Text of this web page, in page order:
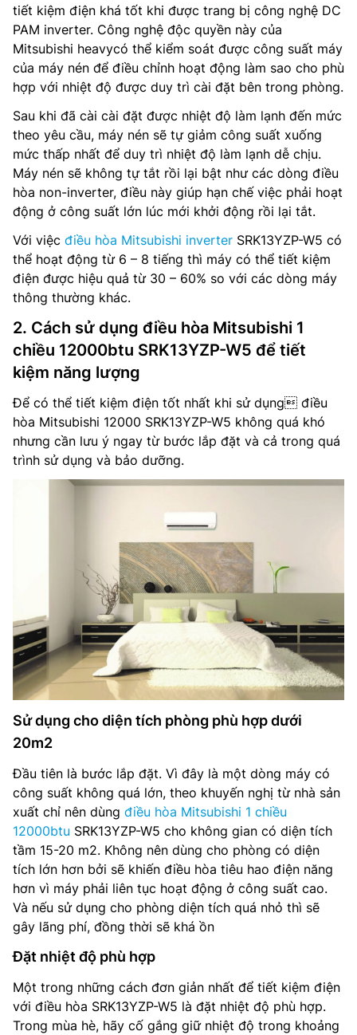
tiết kiệm điện khá tốt khi được trang bị công nghệ DC
PAM inverter. Công nghệ độc quyền này của
Mitsubishi heavycó thể kiểm soát được công suất máy
của máy nén để điều chỉnh hoạt động làm sao cho phù
hợp với nhiệt độ được duy trì cài đặt bên trong phòng.
Sau khi đã cài cài đặt được nhiệt độ làm lạnh đến mức
theo yêu cầu, máy nén sẽ tự giảm công suất xuống
mức thấp nhất để duy trì nhiệt độ làm lạnh dễ chịu.
Máy nén sẽ không tự tắt rồi lại bật như các dòng điều
hòa non-inverter, điều này giúp hạn chế việc phải hoạt
động ở công suất lớn lúc mới khởi động rồi lại tắt.
Với việc điều hòa Mitsubishi inverter SRK13YZP-W5 có
thể hoạt động từ 6 – 8 tiếng thì máy có thể tiết kiệm
điện được hiệu quả từ 30 – 60% so với các dòng máy
thông thường khác.
2. Cách sử dụng điều hòa Mitsubishi 1
chiều 12000btu SRK13YZP-W5 để tiết
kiệm năng lượng
Để có thể tiết kiệm điện tốt nhất khi sử dụng điều
hòa Mitsubishi 12000 SRK13YZP-W5 không quá khó
nhưng cần lưu ý ngay từ bước lắp đặt và cả trong quá
trình sử dụng và bảo dưỡng.
Sử dụng cho diện tích phòng phù hợp dưới
20m2
Đầu tiên là bước lắp đặt. Vì đây là một dòng máy có
công suất không quá lớn, theo khuyến nghị từ nhà sản
xuất chỉ nên dùng điều hòa Mitsubishi 1 chiều
12000btu SRK13YZP-W5 cho không gian có diện tích
tầm 15-20 m2. Không nên dùng cho phòng có diện
tích lớn hơn bởi sẽ khiến điều hòa tiêu hao điện năng
hơn vì máy phải liên tục hoạt động ở công suất cao.
Và nếu sử dụng cho phòng diện tích quá nhỏ thì sẽ
gây lãng phí, đồng thời sẽ khá ồn
Đặt nhiệt độ phù hợp
Một trong những cách đơn giản nhất để tiết kiệm điện
với điều hòa SRK13YZP-W5 là đặt nhiệt độ phù hợp.
Trong mùa hè, hãy cố gắng giữ nhiệt độ trong khoảng